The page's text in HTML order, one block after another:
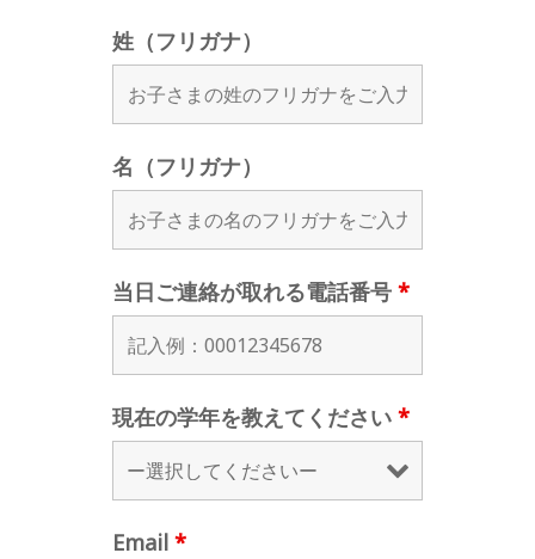
姓（フリガナ）
名（フリガナ）
当日ご連絡が取れる電話番号 *
現在の学年を教えてください *
Email *